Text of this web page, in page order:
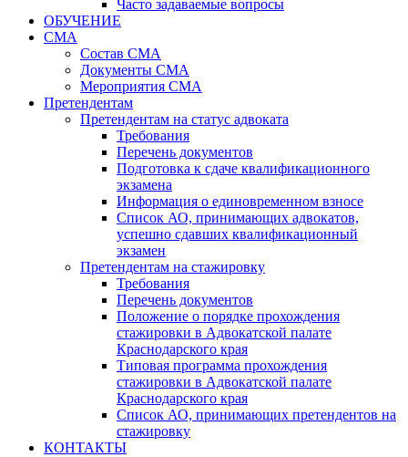
Часто задаваемые вопросы
ОБУЧЕНИЕ
СМА
Состав СМА
Документы СМА
Мероприятия СМА
Претендентам
Претендентам на статус адвоката
Требования
Перечень документов
Подготовка к сдаче квалификационного
экзамена
Информация о единовременном взносе
Список АО, принимающих адвокатов,
успешно сдавших квалификационный
экзамен
Претендентам на стажировку
Требования
Перечень документов
Положение о порядке прохождения
стажировки в Адвокатской палате
Краснодарского края
Типовая программа прохождения
стажировки в Адвокатской палате
Краснодарского края
Список АО, принимающих претендентов на
стажировку
КОНТАКТЫ